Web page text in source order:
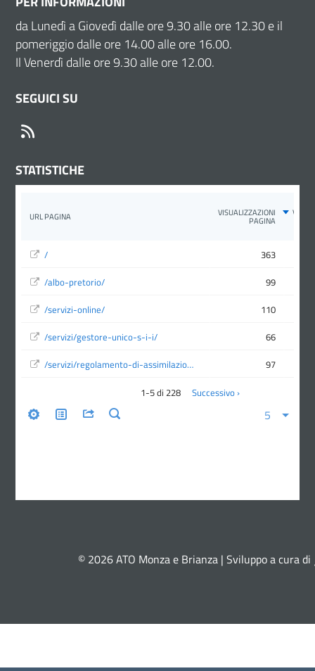
da Lunedì a Giovedì dalle ore 9.30 alle ore 12.30 e il
pomeriggio dalle ore 14.00 alle ore 16.00.
Il Venerdì dalle ore 9.30 alle ore 12.00.
SEGUICI SU
STATISTICHE
© 2026 ATO Monza e Brianza | Sviluppo a cura di